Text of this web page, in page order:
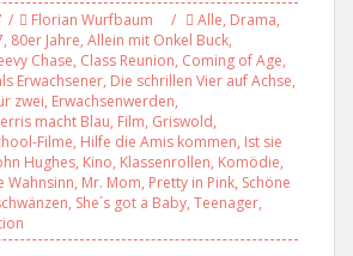
Florian Wurfbaum Alle, Drama,
, 80er Jahre, Allein mit Onkel Buck,
Chase, Class Reunion, Coming of Age,
Erwachsener, Die schrillen Vier auf Achse,
zwei, Erwachsenwerden,
macht Blau, Film, Griswold,
Filme, Hilfe die Amis kommen, Ist sie
Hughes, Kino, Klassenrollen, Komödie,
Wahnsinn, Mr. Mom, Pretty in Pink, Schöne
, She´s got a Baby, Teenager,